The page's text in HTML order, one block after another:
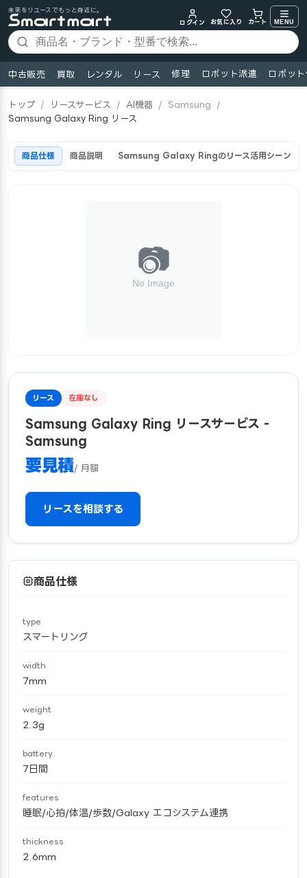
未来をリユースでもっと身近に。
ログイン
お気に入り カート MENU
中古販売 買取 レンタル リース 修理 ロボット派遣 ロボッ
トップ / リースサービス / AI機器 / Samsung
/
Samsung Galaxy Ring リース
商品仕様 商品説明 Samsung Galaxy Ringのリース活用シーン
リース 在庫なし
Samsung Galaxy Ring リースサービス -
Samsung
要見積/ 月額
リースを相談する
商品仕様
type
スマートリング
width
7mm
weight
2.3g
battery
7日間
features
睡眠/心拍/体温/歩数/Galaxy エコシステム連携
thickness
2.6mm